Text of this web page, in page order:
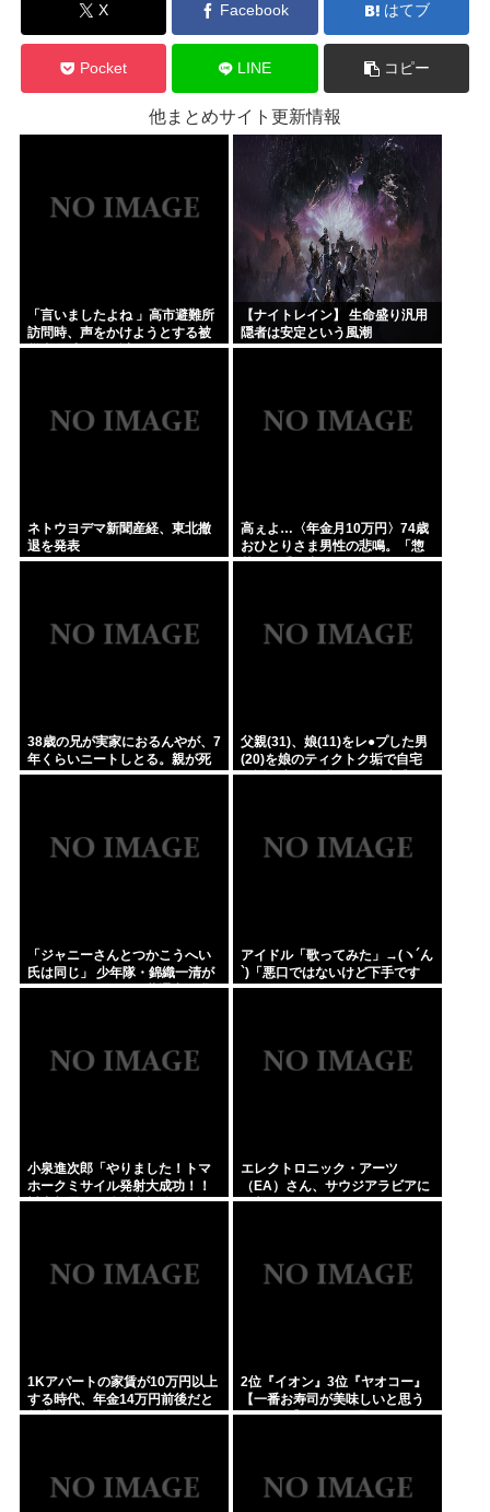
X Facebook はてブ
Pocket LINE コピー
他まとめサイト更新情報
「言いましたよね 」高市避難所
訪問時、声をかけようとする被
災者を威圧する謎のハゲガード
【ナイトレイン】 生命盛り汎用
隠者は安定という風潮
ネトウヨデマ新聞産経、東北撤
退を発表
高ぇよ…〈年金月10万円〉74歳
おひとりさま男性の悲鳴。「惣
菜すら手が出ない」
38歳の兄が実家におるんやが、7
年くらいニートしとる。親が死
んだ後の処理どうしよう
父親(31)、娘(11)をレ●プした男
(20)を娘のティクトク垢で自宅
に誘い出し自助 2人とも逮捕
「ジャニーさんとつかこうへい
氏は同じ」 少年隊・錦織一清が
明かすレジェンドの共通点と我
アイドル「歌ってみた」→(ヽ´ん
`)「悪口ではないけど下手です
ね」
小泉進次郎「やりました！トマ
ホークミサイル発射大成功！！
対中朝露への防衛力を強化して
エレクトロニック・アーツ
（EA）さん、サウジアラビアに
買収されてしまう。これはハラ
1Kアパートの家賃が10万円以上
する時代、年金14万円前後だと
賃貸の人は無理じゃね？
2位『イオン』3位『ヤオコー』
【一番お寿司が美味しいと思う
スーパー】300名が選ぶ1位に